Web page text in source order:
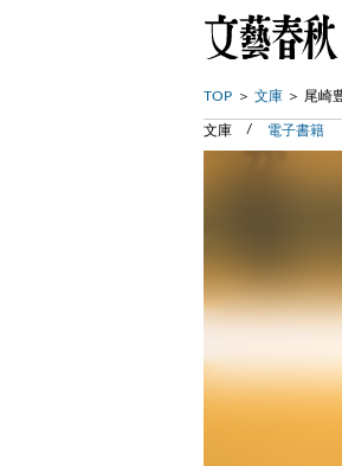
TOP 文庫 尾崎
文庫 電子書籍